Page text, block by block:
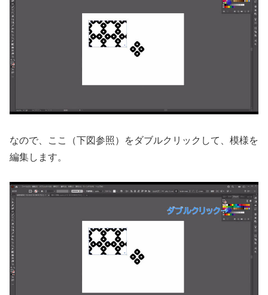
なので、ここ（下図参照）をダブルクリックして、模様を
編集します。